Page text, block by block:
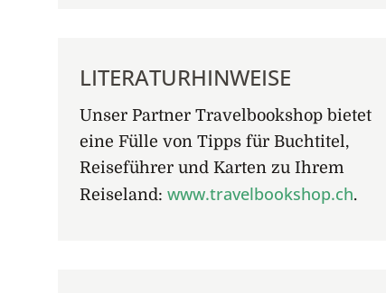
LITERATURHINWEISE
Unser Partner Travelbookshop bietet
eine Fülle von Tipps für Buchtitel,
Reiseführer und Karten zu Ihrem
Reiseland: www.travelbookshop.ch.